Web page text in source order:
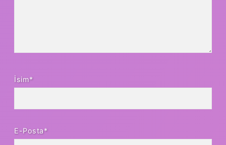
İsim*
E-Posta*